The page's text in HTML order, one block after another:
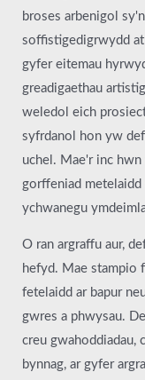
broses arbenigol
soffistigedigrwydd
gyfer eitemau
greadigaethau
weledol eich
syfrdanol hon yw
uchel. Mae'r inc
gorffeniad
ychwanegu
O ran argraffu aur,
hefyd. Mae stampio
fetelaidd ar bapur
gwres a phwysau.
creu gwahoddiadau,
bynnag, ar gyfer